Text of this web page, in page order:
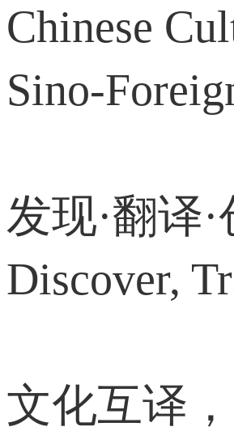
Chinese
Sino-
发现·翻译
Discover,
文化互译